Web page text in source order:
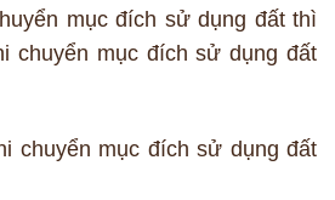
mục đích sử dụng đất thì
chuyển mục đích sử dụng đất
chuyển mục đích sử dụng đất